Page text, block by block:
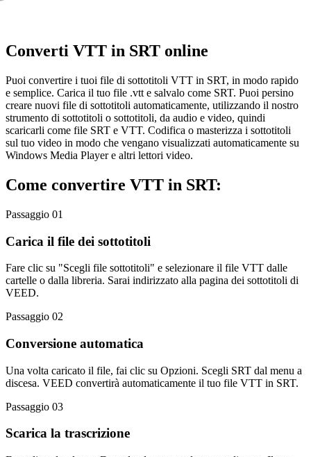
Converti VTT in SRT online
Puoi convertire i tuoi file di sottotitoli VTT in SRT, in modo rapido
e semplice. Carica il tuo file .vtt e salvalo come SRT. Puoi persino
creare nuovi file di sottotitoli automaticamente, utilizzando il nostro
strumento di sottotitoli o sottotitoli, da audio e video, quindi
scaricarli come file SRT e VTT. Codifica o masterizza i sottotitoli
sul tuo video in modo che vengano visualizzati automaticamente su
Windows Media Player e altri lettori video.
Come convertire VTT in SRT:
Passaggio 01
Carica il file dei sottotitoli
Fare clic su "Scegli file sottotitoli" e selezionare il file VTT dalle
cartelle o dalla libreria. Sarai indirizzato alla pagina dei sottotitoli di
VEED.
Passaggio 02
Conversione automatica
Una volta caricato il file, fai clic su Opzioni. Scegli SRT dal menu a
discesa. VEED convertirà automaticamente il tuo file VTT in SRT.
Passaggio 03
Scarica la trascrizione